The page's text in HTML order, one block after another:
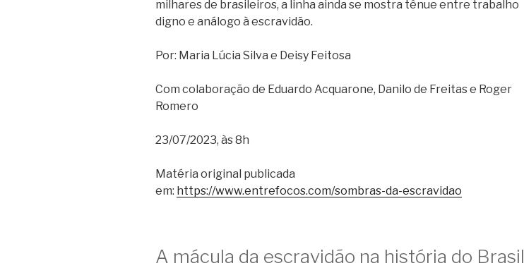
milhares de brasileiros, a linha ainda se mostra tênue entre trabalho
digno e análogo à escravidão.
Por: Maria Lúcia Silva e Deisy Feitosa
Com colaboração de Eduardo Acquarone, Danilo de Freitas e Roger
Romero
23/07/2023, às 8h
Matéria original publicada
em: https://www.entrefocos.com/sombras-da-escravidao
A mácula da escravidão na história do Brasil